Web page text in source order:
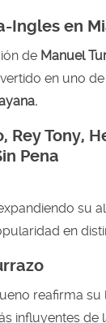
Ingles en
de Manuel
en uno
Rey Tony,
Pena
su
en
reafirma
influyentes de